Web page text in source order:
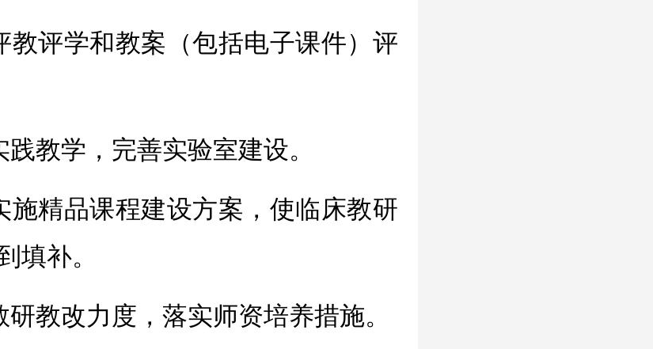
教评学和教案（包括电子课件）评
教学，完善实验室建设。
施精品课程建设方案，使临床教研
填补。
教改力度，落实师资培养措施。